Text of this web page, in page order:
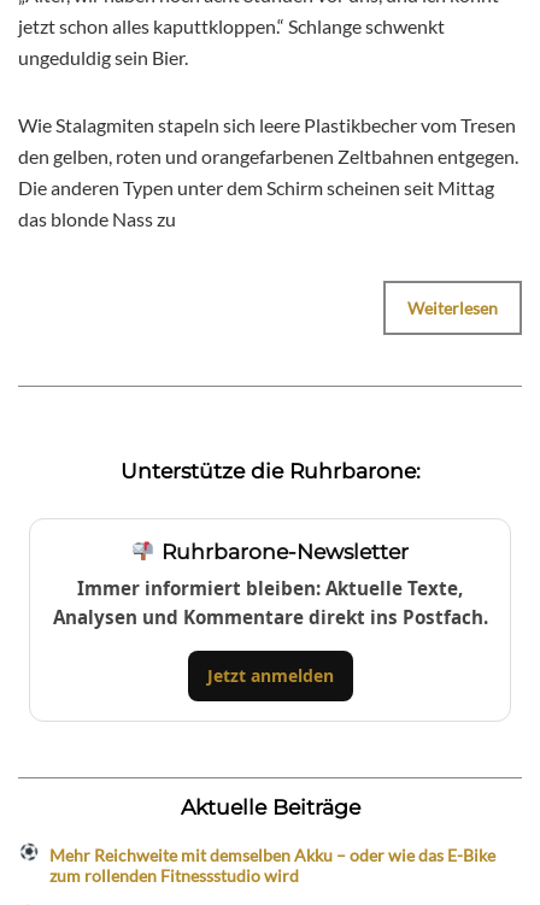
jetzt schon alles kaputtkloppen.“ Schlange schwenkt
ungeduldig sein Bier.
Wie Stalagmiten stapeln sich leere Plastikbecher vom Tresen
den gelben, roten und orangefarbenen Zeltbahnen entgegen.
Die anderen Typen unter dem Schirm scheinen seit Mittag
das blonde Nass zu
Weiterlesen
Unterstütze die Ruhrbarone:
Ruhrbarone-Newsletter
Immer informiert bleiben: Aktuelle Texte,
Analysen und Kommentare direkt ins Postfach.
Jetzt anmelden
Aktuelle Beiträge
Mehr Reichweite mit demselben Akku – oder wie das E-Bike
zum rollenden Fitnessstudio wird